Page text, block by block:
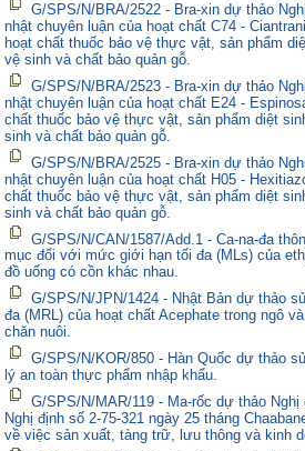
G/SPS/N/BRA/2522 - Bra-xin dự thảo
nhật chuyên luận của hoạt chất C74 -
hoạt chất thuốc bảo vệ thực vật, sản phẩm
vệ sinh và chất bảo quản gỗ.
G/SPS/N/BRA/2523 - Bra-xin dự thảo
nhật chuyên luận của hoạt chất E24 -
chất thuốc bảo vệ thực vật, sản phẩm diệt
sinh và chất bảo quản gỗ.
G/SPS/N/BRA/2525 - Bra-xin dự thảo
nhật chuyên luận của hoạt chất H05 -
chất thuốc bảo vệ thực vật, sản phẩm diệt
sinh và chất bảo quản gỗ.
G/SPS/N/CAN/1587/Add.1 - Ca-na-đa
mục đối với mức giới hạn tối đa (MLs) của
đồ uống có cồn khác nhau.
G/SPS/N/JPN/1424 - Nhật Bản dự thảo
đa (MRL) của hoạt chất Acephate trong ngô
chăn nuôi.
G/SPS/N/KOR/850 - Hàn Quốc dự thảo
lý an toàn thực phẩm nhập khẩu.
G/SPS/N/MAR/119 - Ma-rốc dự thảo
Nghị định số 2-75-321 ngày 25 tháng
về việc sản xuất, tàng trữ, lưu thông và kinh